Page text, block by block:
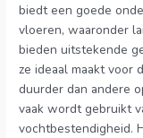
biedt een goede
vloeren, waaronder
bieden uitstekende
ze ideaal maakt voor
duurder dan andere
vaak wordt gebruikt
vochtbestendigheid.